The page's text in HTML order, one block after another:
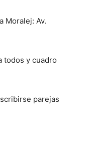
Moralej: Av.
todos y cuadro
parejas